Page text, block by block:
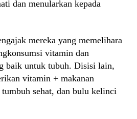
dan menularkan kepada
mereka yang memelihara
vitamin dan
baik untuk tubuh. Disisi lain,
vitamin + makanan
sehat, dan bulu kelinci